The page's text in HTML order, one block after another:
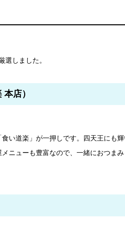
選しました。
店）
い道楽」が一押しです。四天王にも
ニューも豊富なので、一緒におつま